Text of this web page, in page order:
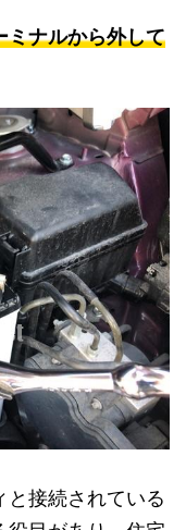
ミナルから外して
と接続されている